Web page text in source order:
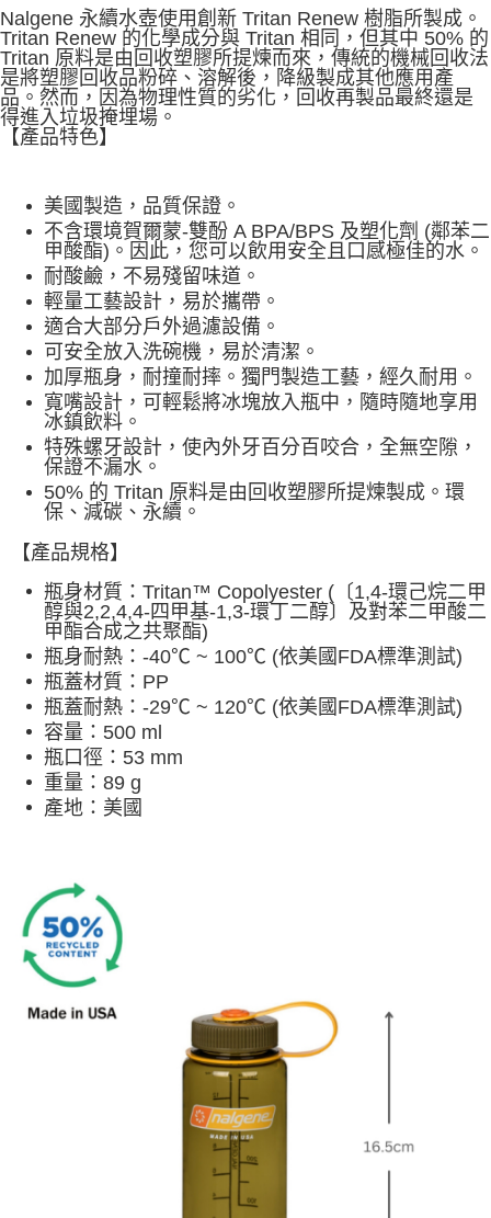
每筆NT$80，滿NT$490(含以上)免運費
付款後門市自取
免運費
Nalgene 永續水壺使用創新 Tritan Renew 樹脂所製成。
Tritan Renew 的化學成分與 Tritan 相同，但其中 50% 的
Tritan 原料是由回收塑膠所提煉而來，傳統的機械回收法
是將塑膠回收品粉碎、溶解後，降級製成其他應用產
品。然而，因為物理性質的劣化，回收再製品最終還是
得進入垃圾掩埋場。
【產品特色】
美國製造，品質保證。
不含環境賀爾蒙-雙酚 A BPA/BPS 及塑化劑 (鄰苯二
甲酸酯)。因此，您可以飲用安全且口感極佳的水。
耐酸鹼，不易殘留味道。
輕量工藝設計，易於攜帶。
適合大部分戶外過濾設備。
可安全放入洗碗機，易於清潔。
加厚瓶身，耐撞耐摔。獨門製造工藝，經久耐用。
寬嘴設計，可輕鬆將冰塊放入瓶中，隨時隨地享用
冰鎮飲料。
特殊螺牙設計，使內外牙百分百咬合，全無空隙，
保證不漏水。
50% 的 Tritan 原料是由回收塑膠所提煉製成。環
保、減碳、永續。
【產品規格】
瓶身材質：Tritan™ Copolyester (〔1,4-環己烷二甲
醇與2,2,4,4-四甲基-1,3-環丁二醇〕及對苯二甲酸二
甲酯合成之共聚酯)
瓶身耐熱：-40℃ ~ 100℃ (依美國FDA標準測試)
瓶蓋材質：PP
瓶蓋耐熱：-29℃ ~ 120℃ (依美國FDA標準測試)
容量：500 ml
瓶口徑：53 mm
重量：89 g
產地：美國